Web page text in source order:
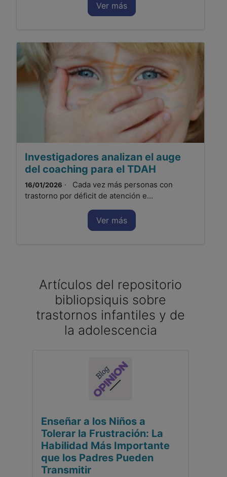
Ver más
Investigadores analizan el auge
del coaching para el TDAH
16/01/2026 · Cada vez más personas con
trastorno por déficit de atención e...
Ver más
Artículos del repositorio
bibliopsiquis sobre
trastornos infantiles y de
la adolescencia
Enseñar a los Niños a
Tolerar la Frustración: La
Habilidad Más Importante
que los Padres Pueden
Transmitir